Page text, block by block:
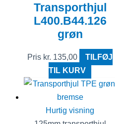
Transporthjul
L400.B44.126
grøn
Pris kr. 135,00
TILFØJ
TIL KURV
Hurtig visning